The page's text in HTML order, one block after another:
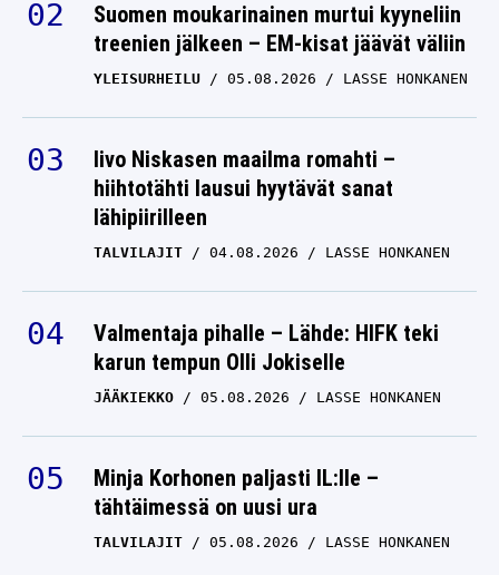
Suomen moukarinainen murtui kyyneliin
treenien jälkeen – EM-kisat jäävät väliin
YLEISURHEILU 05.08.2026 LASSE HONKANEN
Iivo Niskasen maailma romahti –
hiihtotähti lausui hyytävät sanat
lähipiirilleen
TALVILAJIT 04.08.2026 LASSE HONKANEN
Valmentaja pihalle – Lähde: HIFK teki
karun tempun Olli Jokiselle
JÄÄKIEKKO 05.08.2026 LASSE HONKANEN
Minja Korhonen paljasti IL:lle –
tähtäimessä on uusi ura
TALVILAJIT 05.08.2026 LASSE HONKANEN